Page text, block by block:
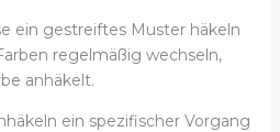
ein gestreiftes Muster häkeln
regelmäßig wechseln,
anhäkelt.
ein spezifischer Vorgang